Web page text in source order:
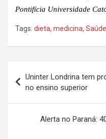
Pontifícia Universidade
Tags: dieta, medicina, Saúde
de
Post
Uninter Londrina tem
no ensino superior
Alerta no Paraná: